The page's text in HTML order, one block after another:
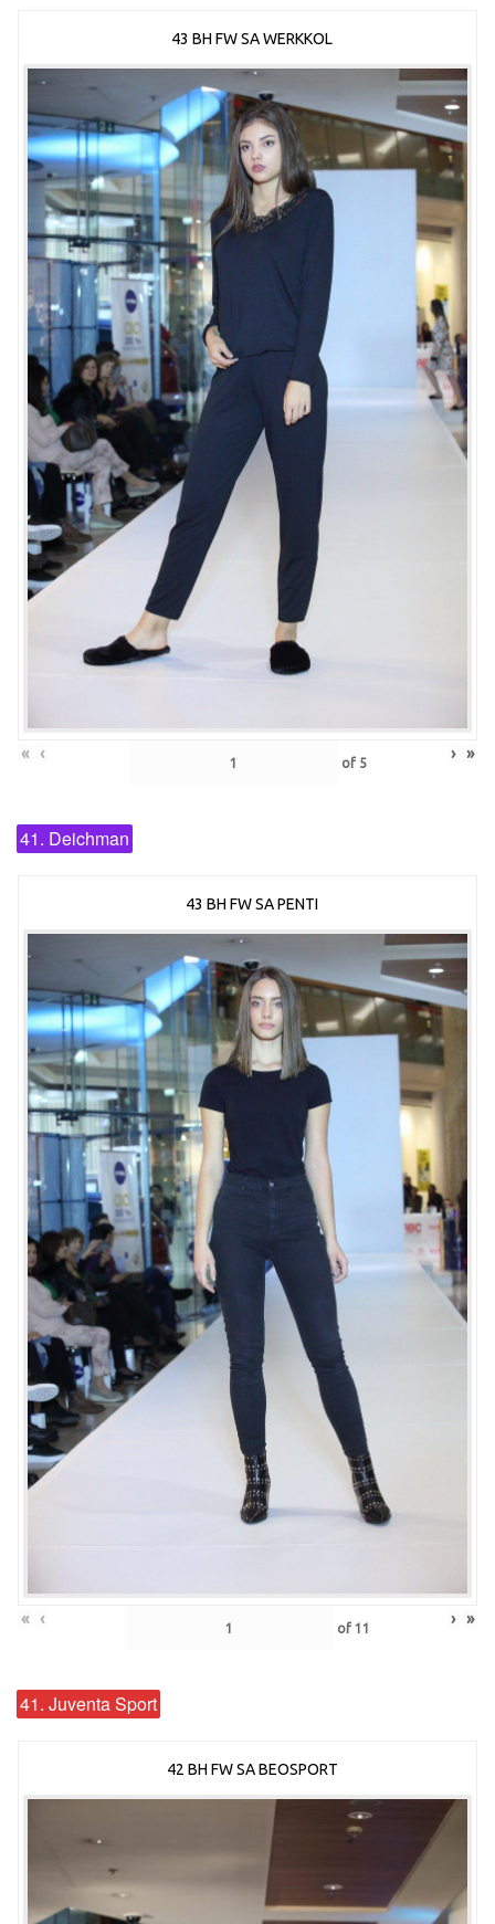
43 BH FW SA WERKKOL
« ‹ of 5 › »
41. Deichman
43 BH FW SA PENTI
« ‹ of 11 › »
41. Juventa Sport
42 BH FW SA BEOSPORT